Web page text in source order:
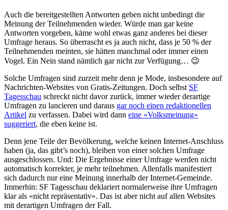
Auch die bereitgestellten Antworten geben nicht unbedingt die
Meinung der Teilnehmenden wieder. Würde man gar keine
Antworten vorgeben, käme wohl etwas ganz anderes bei dieser
Umfrage heraus. So überrascht es ja auch nicht, dass je 50 % der
Teilnehmenden meinten, sie hätten manchmal oder immer einen
Vogel. Ein Nein stand nämlich gar nicht zur Verfügung… 😉
Solche Umfragen sind zurzeit mehr denn je Mode, insbesondere auf
Nachrichten-Websites von Gratis-Zeitungen. Doch selbst SF
Tagesschau schreckt nicht davor zurück, immer wieder derartige
Umfragen zu lancieren und daraus gar noch einen redaktionellen
Artikel zu verfassen. Dabei wird dann eine «Volksmeinung»
suggeriert, die eben keine ist.
Denn jene Teile der Bevölkerung, welche keinen Internet-Anschluss
haben (ja, das gibt’s noch), bleiben von einer solchen Umfrage
ausgeschlossen. Und: Die Ergebnisse einer Umfrage werden nicht
automatisch korrekter, je mehr teilnehmen. Allenfalls manifestiert
sich dadurch nur eine Meinung innerhalb der Internet-Gemeinde.
Immerhin: SF Tagesschau deklariert normalerweise ihre Umfragen
klar als «nicht repräsentativ». Das ist aber nicht auf allen Websites
mit derartigen Umfragen der Fall.